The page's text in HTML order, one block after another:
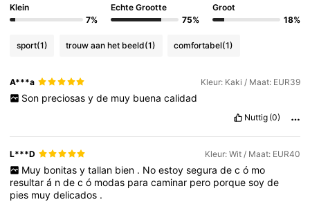
Klein
7%
Echte Grootte
75%
Groot
18%
sport(1) trouw aan het beeld(1) comfortabel(1)
A***a Kleur: Kaki / Maat: EUR39
Son preciosas y de muy buena calidad
Nuttig (0)
L***D Kleur: Wit / Maat: EUR40
Muy bonitas y tallan bien . No estoy segura de c ó mo
resultará ndecó modas paracaminar pero porquesoyde
pies muydelicados .